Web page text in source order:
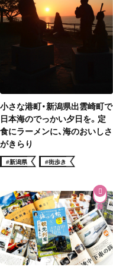
小さな港町・新潟県出雲崎町で
日本海のでっかい夕日を。定
食にラーメンに、海のおいしさ
がきらり
#新潟県 #街歩き